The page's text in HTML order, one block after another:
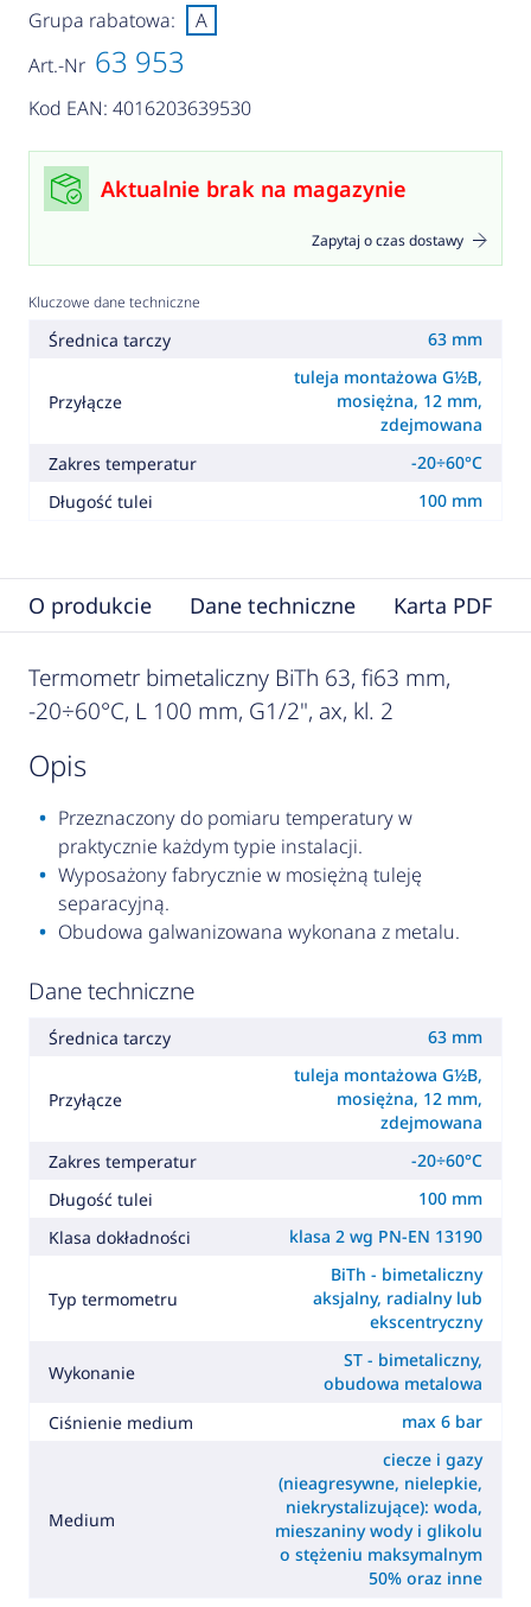
Art.-Nr 63 953
Kod EAN: 4016203639530
Grupa rabatowa: A
Aktualnie brak na magazynie
Zapytaj o czas dostawy
Kluczowe dane techniczne
Średnica tarczy 63 mm
Przyłącze
tuleja montażowa G½B,
mosiężna, 12 mm,
zdejmowana
Zakres temperatur
-20÷60°C
Długość tulei
100 mm
O produkcie Dane techniczne Karta PDF
Termometr bimetaliczny BiTh 63, fi63 mm,
-20÷60°C, L 100 mm, G1/2", ax, kl. 2
opis
Przeznaczony do pomiaru temperatury w
praktycznie każdym typie instalacji.
Wyposażony fabrycznie w mosiężną tuleję
separacyjną.
Obudowa galwanizowana wykonana z metalu.
Dane techniczne
Średnica tarczy 63 mm
Przyłącze
tuleja montażowa G½B,
mosiężna, 12 mm,
zdejmowana
Zakres temperatur
-20÷60°C
Długość tulei
100 mm
Klasa dokładności
klasa 2 wg PN-EN 13190
Typ termometru
BiTh - bimetaliczny
aksjalny, radialny lub
ekscentryczny
Wykonanie
ST - bimetaliczny,
obudowa metalowa
Ciśnienie medium
max 6 bar
Medium
ciecze i gazy
(nieagresywne, nielepkie,
niekrystalizujące): woda,
mieszaniny wody i glikolu
o stężeniu maksymalnym
50% oraz inne